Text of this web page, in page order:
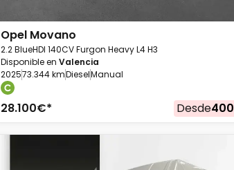
Opel Movano
2.2 BlueHDI 140CV Furgon Heavy L4 H3
Disponible en Valencia
202573.344 kmDieselManual
28.100€* Desde400